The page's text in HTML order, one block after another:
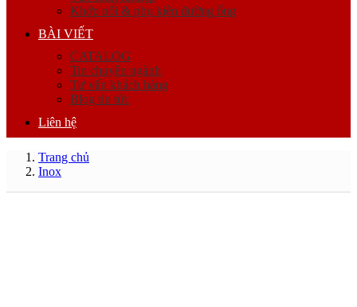
Khớp nối & phụ kiện đường ống
BÀI VIẾT
CATALOG
Tin chuyên ngành
Tư vấn khách hàng
Blog tin tức
Liên hệ
Trang chủ
Inox